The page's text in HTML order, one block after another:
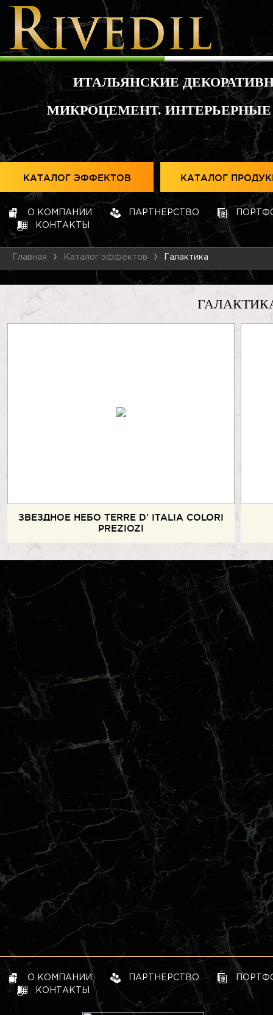
ИТАЛЬЯНСКИЕ
МИКРОЦЕМЕНТ.
КАТАЛОГ ЭФФЕКТОВ КАТАЛОГ
О КОМПАНИИ ПАРТНЕРСТВО
КОНТАКТЫ
Главная Каталог эффектов Галактика
ЗВЕЗДНОЕ НЕБО TERRE D' ITALIA COLORI
PREZIOZI
О КОМПАНИИ ПАРТНЕРСТВО
КОНТАКТЫ